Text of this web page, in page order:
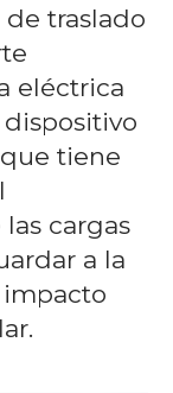
traslado
eléctrica
tiene
cargas
a la